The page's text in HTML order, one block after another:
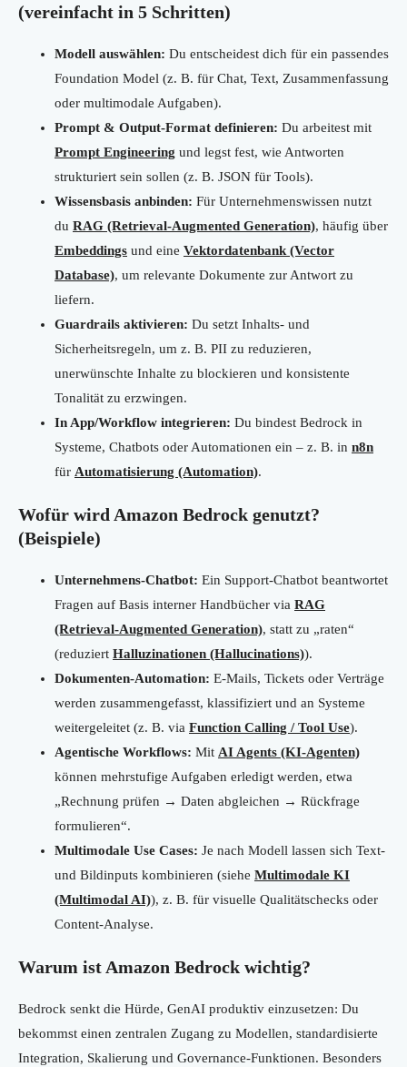
(vereinfacht in 5 Schritten)
Modell auswählen: Du entscheidest dich für ein passendes
Foundation Model (z. B. für Chat, Text, Zusammenfassung
oder multimodale Aufgaben).
Prompt & Output-Format definieren: Du arbeitest mit
Prompt Engineering und legst fest, wie Antworten
strukturiert sein sollen (z. B. JSON für Tools).
Wissensbasis anbinden: Für Unternehmenswissen nutzt
du RAG (Retrieval-Augmented Generation), häufig über
Embeddings und eine Vektordatenbank (Vector
Database), um relevante Dokumente zur Antwort zu
liefern.
Guardrails aktivieren: Du setzt Inhalts- und
Sicherheitsregeln, um z. B. PII zu reduzieren,
unerwünschte Inhalte zu blockieren und konsistente
Tonalität zu erzwingen.
In App/Workflow integrieren: Du bindest Bedrock in
Systeme, Chatbots oder Automationen ein – z. B. in n8n
für Automatisierung (Automation).
Wofür wird Amazon Bedrock genutzt?
(Beispiele)
Unternehmens-Chatbot: Ein Support-Chatbot beantwortet
Fragen auf Basis interner Handbücher via RAG
(Retrieval-Augmented Generation), statt zu „raten“
(reduziert Halluzinationen (Hallucinations)).
Dokumenten-Automation: E-Mails, Tickets oder Verträge
werden zusammengefasst, klassifiziert und an Systeme
weitergeleitet (z. B. via Function Calling / Tool Use).
Agentische Workflows: Mit AI Agents (KI-Agenten)
können mehrstufige Aufgaben erledigt werden, etwa
„Rechnung prüfen → Daten abgleichen → Rückfrage
formulieren“.
Multimodale Use Cases: Je nach Modell lassen sich Text-
und Bildinputs kombinieren (siehe Multimodale KI
(Multimodal AI)), z. B. für visuelle Qualitätschecks oder
Content-Analyse.
Warum ist Amazon Bedrock wichtig?
Bedrock senkt die Hürde, GenAI produktiv einzusetzen: Du
bekommst einen zentralen Zugang zu Modellen, standardisierte
Integration, Skalierung und Governance-Funktionen. Besonders